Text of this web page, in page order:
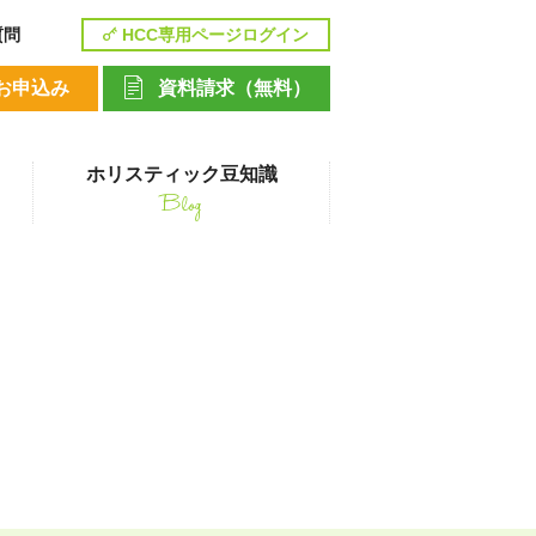
ホリスティック豆知識
Blog
申込み 資料請求（無料）
HCC専用ページログイン